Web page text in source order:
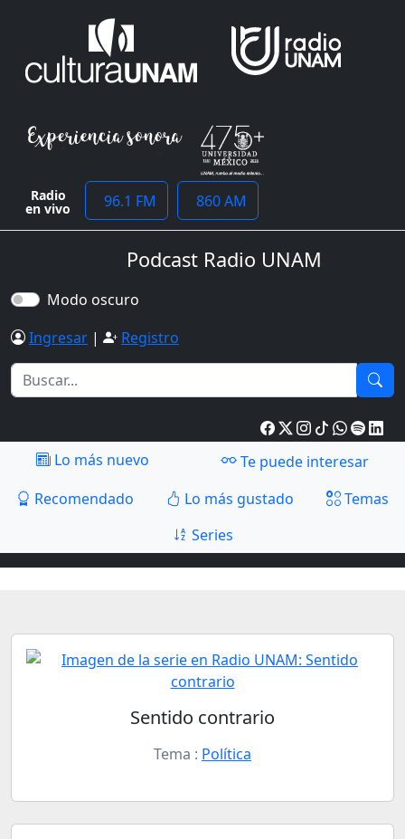
Radio
en vivo 96.1 FM 860 AM
Podcast Radio UNAM
Modo oscuro
Ingresar | Registro
Lo más nuevo
Te puede interesar
Recomendado
Lo más gustado
Temas
Series
Sentido contrario
Tema : Política